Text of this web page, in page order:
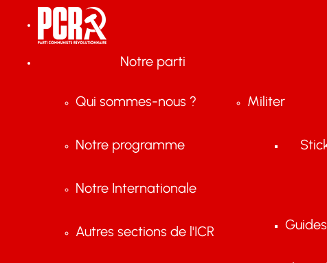
Notre parti
Qui sommes-nous ?
Notre programme
Notre Internationale
Autres sections de l'ICR
Militer